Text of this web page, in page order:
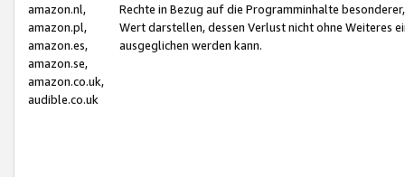
amazon.nl,
amazon.pl,
amazon.es,
amazon.se,
amazon.co.uk,
audible.co.uk
Rechte in Bezug auf die Programminhalte
Wert darstellen, dessen Verlust nicht ohne Weiteres
ausgeglichen werden kann.